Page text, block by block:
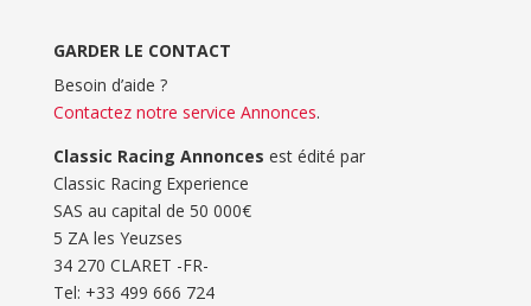
GARDER LE CONTACT
Besoin d’aide ?
Contactez notre service Annonces.
Classic Racing Annonces est édité par
Classic Racing Experience
SAS au capital de 50 000€
5 ZA les Yeuzses
34 270 CLARET -FR-
Tel: ‭+33 499 666 724‬